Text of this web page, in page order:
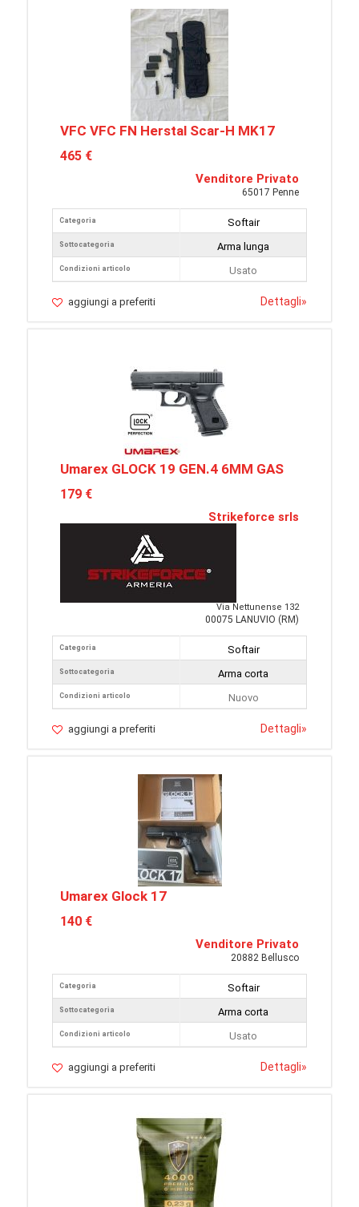
VFC VFC FN Herstal Scar-H MK17
465 €
Venditore Privato
65017 Penne
Categoria
Sottocategoria
Condizioni articolo
Softair
Arma lunga
Usato
aggiungi a preferiti Dettagli»
Umarex GLOCK 19 GEN.4 6MM GAS
179 €
Strikeforce srls
Via Nettunense 132
00075 LANUVIO (RM)
Categoria
Sottocategoria
Condizioni articolo
Softair
Arma corta
Nuovo
aggiungi a preferiti Dettagli»
Umarex Glock 17
140 €
Venditore Privato
20882 Bellusco
Categoria
Sottocategoria
Condizioni articolo
Softair
Arma corta
Usato
aggiungi a preferiti Dettagli»